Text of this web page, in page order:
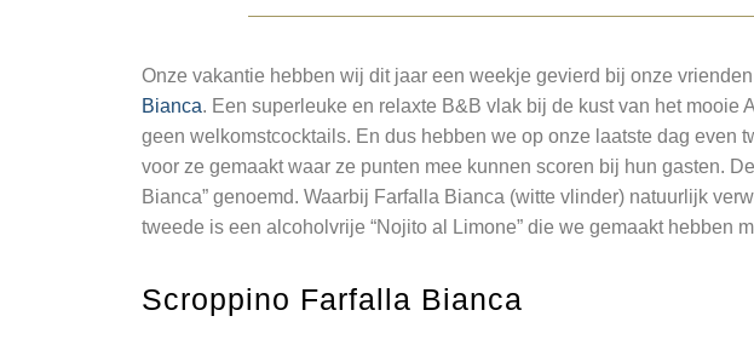
Onze vakantie hebben wij dit jaar een weekje gevierd bij onze
Bianca. Een superleuke en relaxte B&B vlak bij de kust van het mooie
geen welkomstcocktails. En dus hebben we op onze laatste dag even
voor ze gemaakt waar ze punten mee kunnen scoren bij hun gasten.
Bianca” genoemd. Waarbij Farfalla Bianca (witte vlinder) natuurlijk
tweede is een alcoholvrije “Nojito al Limone” die we gemaakt hebben
Scroppino Farfalla Bianca